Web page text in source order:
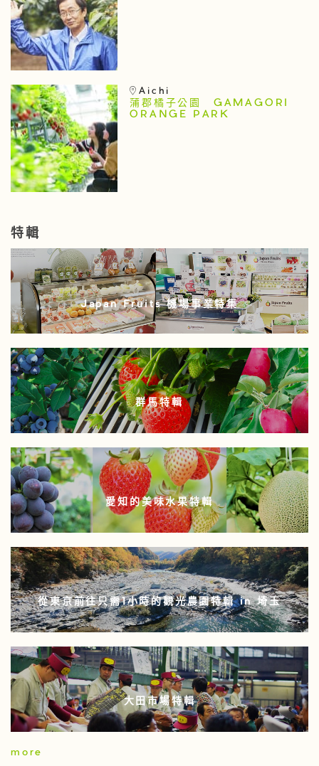
Aichi
蒲郡橘子公園 GAMAGORI
ORANGE PARK
特輯
Japan Fruits 機場事業特集
群馬特輯
愛知的美味水果特輯
從東京前往只需1小時的觀光農園特輯 in 埼玉
大田市場特輯
more